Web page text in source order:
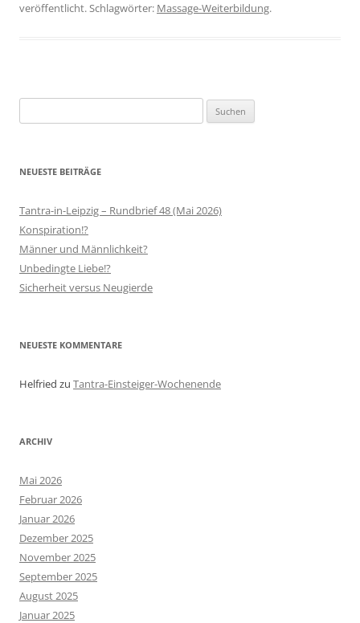
veröffentlicht. Schlagwörter: Massage-Weiterbildung.
nach:
NEUESTE BEITRÄGE
Tantra-in-Leipzig – Rundbrief 48 (Mai 2026)
Konspiration!?
Männer und Männlichkeit?
Unbedingte Liebe!?
Sicherheit versus Neugierde
NEUESTE KOMMENTARE
Helfried zu Tantra-Einsteiger-Wochenende
ARCHIV
Mai 2026
Februar 2026
Januar 2026
Dezember 2025
November 2025
September 2025
August 2025
Januar 2025